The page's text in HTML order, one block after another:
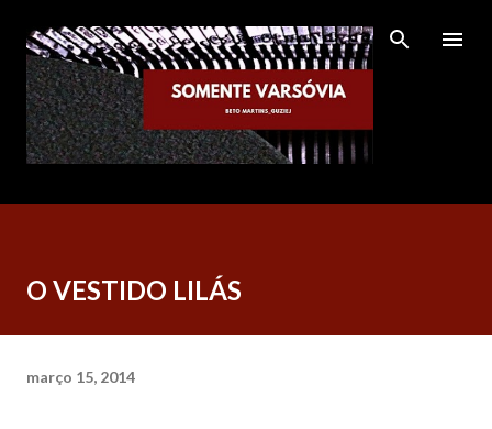
Pular para o conteúdo principal
O VESTIDO LILÁS
março 15, 2014